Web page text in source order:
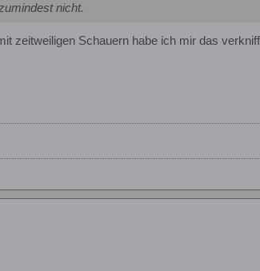
nicht.
zeitweiligen Schauern habe ich mir das